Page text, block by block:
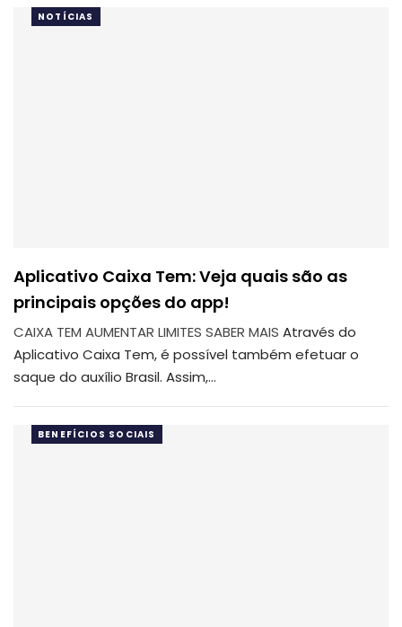
NOTÍCIAS
Aplicativo Caixa Tem: Veja quais são as
principais opções do app!
CAIXA TEM AUMENTAR LIMITES SABER MAIS Através do
Aplicativo Caixa Tem, é possível também efetuar o
saque do auxílio Brasil. Assim,…
BENEFÍCIOS SOCIAIS